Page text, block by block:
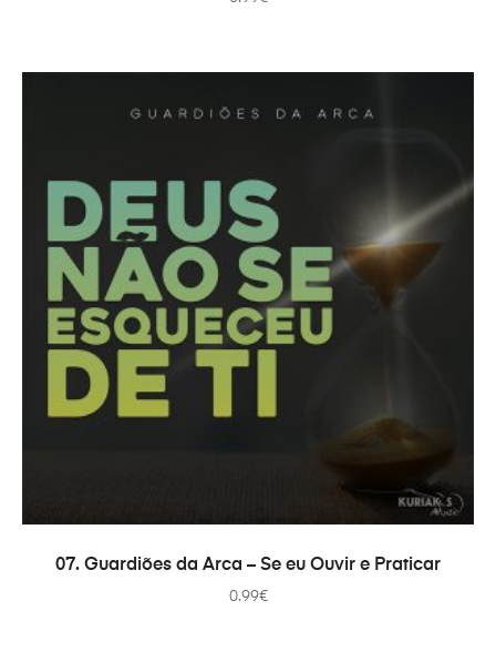
ADICIONAR
07. Guardiões da Arca – Se eu Ouvir e Praticar
0.99€